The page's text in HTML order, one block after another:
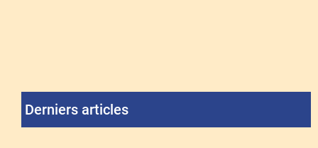
Derniers articles